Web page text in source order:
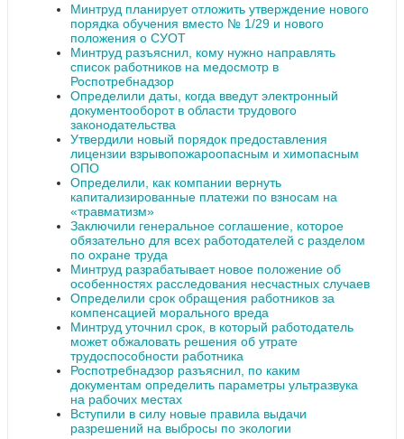
Минтруд планирует отложить утверждение нового
порядка обучения вместо № 1/29 и нового
положения о СУОТ
Минтруд разъяснил, кому нужно направлять
список работников на медосмотр в
Роспотребнадзор
Определили даты, когда введут электронный
документооборот в области трудового
законодательства
Утвердили новый порядок предоставления
лицензии взрывопожароопасным и химопасным
ОПО
Определили, как компании вернуть
капитализированные платежи по взносам на
«травматизм»
Заключили генеральное соглашение, которое
обязательно для всех работодателей с разделом
по охране труда
Минтруд разрабатывает новое положение об
особенностях расследования несчастных случаев
Определили срок обращения работников за
компенсацией морального вреда
Минтруд уточнил срок, в который работодатель
может обжаловать решения об утрате
трудоспособности работника
Роспотребнадзор разъяснил, по каким
документам определить параметры ультразвука
на рабочих местах
Вступили в силу новые правила выдачи
разрешений на выбросы по экологии